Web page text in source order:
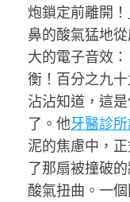
炮鎖定前離開
鼻的酸氣猛地
大的電子音效
衡！百分之九
沾沾知道，這
了。他牙醫診
泥的焦慮中，
了那扇被撞破
酸氣扭曲。一